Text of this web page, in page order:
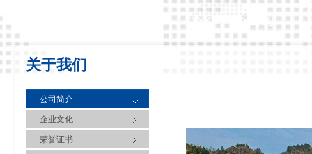
关于我们
公司简介
企业文化
荣誉证书